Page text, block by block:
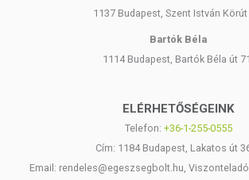
1137 Budapest, Szent István Körút
Bartók Béla
1114 Budapest, Bartók Béla út
ELÉRHETŐSÉGEINK
Telefon: +36-1-255-0555
Cím: 1184 Budapest, Lakatos út
Email: rendeles@egeszsegbolt.hu,